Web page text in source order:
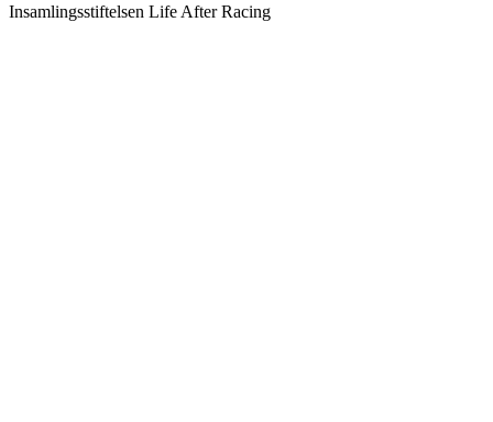
Insamlingsstiftelsen Life After Racing